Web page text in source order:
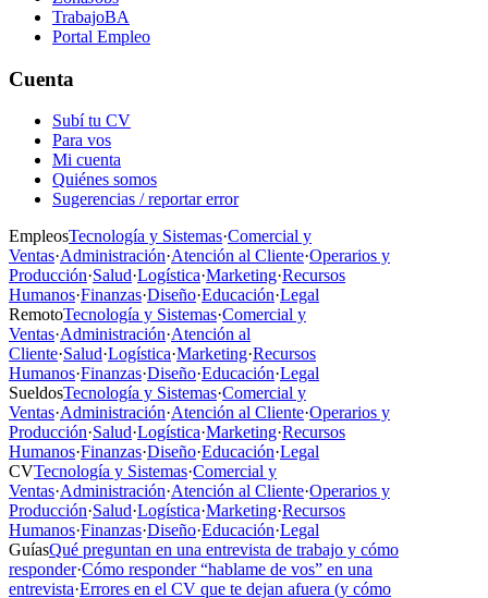
TrabajoBA
Portal Empleo
Cuenta
Subí tu CV
Para vos
Mi cuenta
Quiénes somos
Sugerencias / reportar error
EmpleosTecnología y Sistemas·Comercial y
Ventas·Administración·Atención al Cliente·Operarios y
Producción·Salud·Logística·Marketing·Recursos
Humanos·Finanzas·Diseño·Educación·Legal
RemotoTecnología y Sistemas·Comercial y
Ventas·Administración·Atención al
Cliente·Salud·Logística·Marketing·Recursos
Humanos·Finanzas·Diseño·Educación·Legal
SueldosTecnología y Sistemas·Comercial y
Ventas·Administración·Atención al Cliente·Operarios y
Producción·Salud·Logística·Marketing·Recursos
Humanos·Finanzas·Diseño·Educación·Legal
CVTecnología y Sistemas·Comercial y
Ventas·Administración·Atención al Cliente·Operarios y
Producción·Salud·Logística·Marketing·Recursos
Humanos·Finanzas·Diseño·Educación·Legal
GuíasQué preguntan en una entrevista de trabajo y cómo
responder·Cómo responder “hablame de vos” en una
entrevista·Errores en el CV que te dejan afuera (y cómo